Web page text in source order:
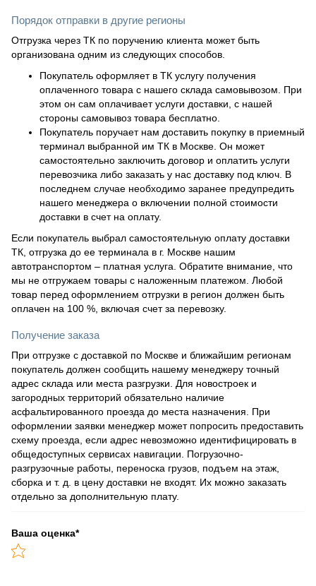
Порядок отправки в другие регионы
Отгрузка через ТК по поручению клиента может быть
организована одним из следующих способов.
Покупатель оформляет в ТК услугу получения
оплаченного товара с нашего склада самовывозом. При
этом он сам оплачивает услуги доставки, с нашей
стороны самовывоз товара бесплатно.
Покупатель поручает нам доставить покупку в приемный
терминал выбранной им ТК в Москве. Он может
самостоятельно заключить договор и оплатить услуги
перевозчика либо заказать у нас доставку под ключ. В
последнем случае необходимо заранее предупредить
нашего менеджера о включении полной стоимости
доставки в счет на оплату.
Если покупатель выбрал самостоятельную оплату доставки
ТК, отгрузка до ее терминала в г. Москве нашим
автотранспортом – платная услуга. Обратите внимание, что
мы не отгружаем товары с наложенным платежом. Любой
товар перед оформлением отгрузки в регион должен быть
оплачен на 100 %, включая счет за перевозку.
Получение заказа
При отгрузке с доставкой по Москве и ближайшим регионам
покупатель должен сообщить нашему менеджеру точный
адрес склада или места разгрузки. Для новостроек и
загородных территорий обязательно наличие
асфальтированного проезда до места назначения. При
оформлении заявки менеджер может попросить предоставить
схему проезда, если адрес невозможно идентифицировать в
общедоступных сервисах навигации. Погрузочно-
разгрузочные работы, переноска грузов, подъем на этаж,
сборка и т. д. в цену доставки не входят. Их можно заказать
отдельно за дополнительную плату.
Ваша оценка*